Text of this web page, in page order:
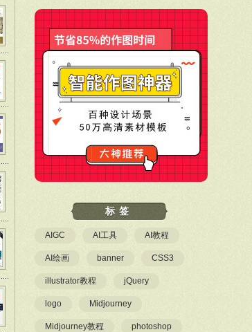
标签
AIGC AI工具 AI教程
AI绘画 banner CSS3
illustrator教程 jQuery
logo Midjourney
Midjourney教程 photoshop